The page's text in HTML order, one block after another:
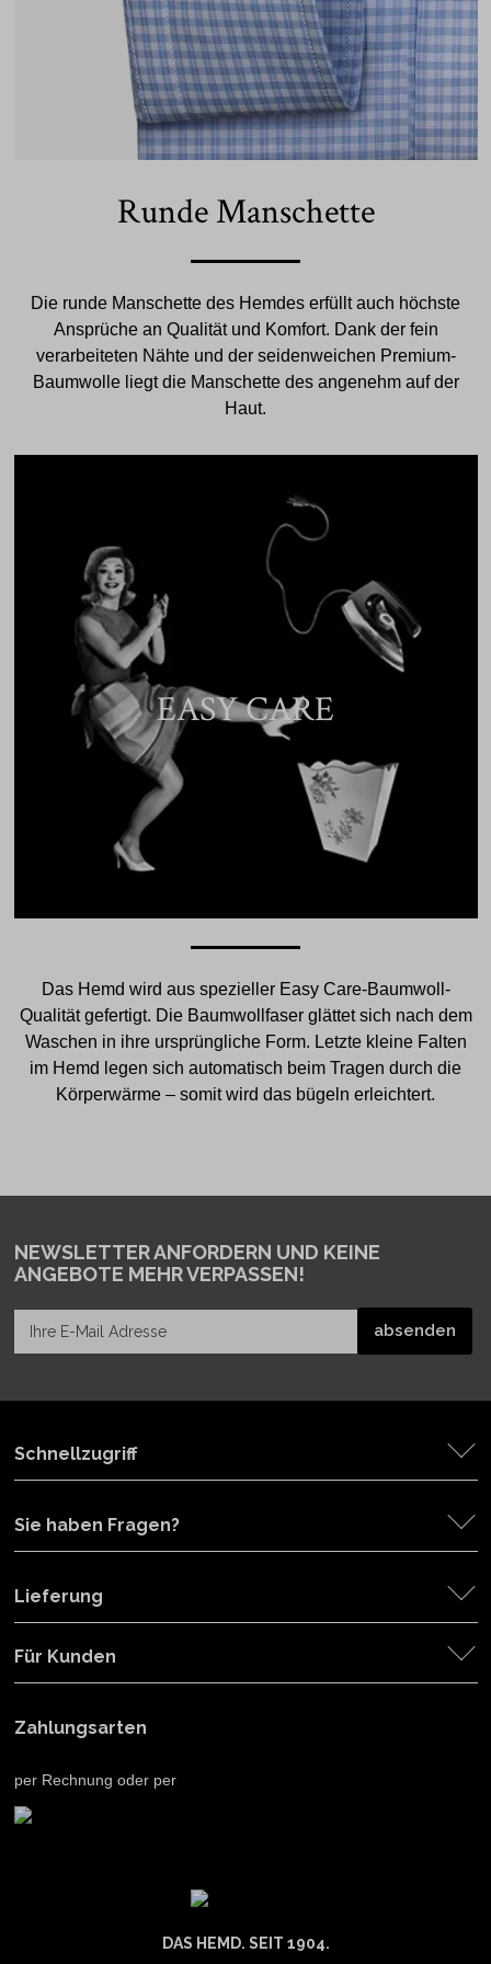
Runde Manschette
Die runde Manschette des Hemdes erfüllt auch höchste
Ansprüche an Qualität und Komfort. Dank der fein
verarbeiteten Nähte und der seidenweichen Premium-
Baumwolle liegt die Manschette des angenehm auf der
Haut.
EASY CARE
Das Hemd wird aus spezieller Easy Care-Baumwoll-
Qualität gefertigt. Die Baumwollfaser glättet sich nach dem
Waschen in ihre ursprüngliche Form. Letzte kleine Falten
im Hemd legen sich automatisch beim Tragen durch die
Körperwärme – somit wird das bügeln erleichtert.
NEWSLETTER ANFORDERN UND KEINE
ANGEBOTE MEHR VERPASSEN!
Schnellzugriff
Sie haben Fragen?
Lieferung
Für Kunden
Zahlungsarten
per Rechnung oder per
DAS HEMD. SEIT 1904.